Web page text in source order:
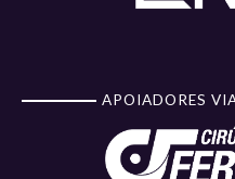
APOIADORES